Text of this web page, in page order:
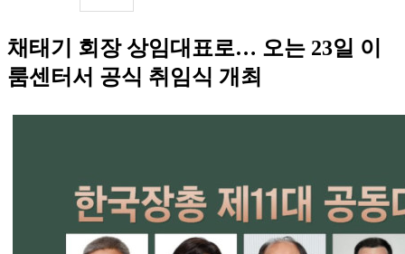
채태기 회장 상임대표로… 오는 23일 이
룸센터서 공식 취임식 개최